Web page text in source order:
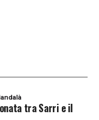
tra Sarri e il